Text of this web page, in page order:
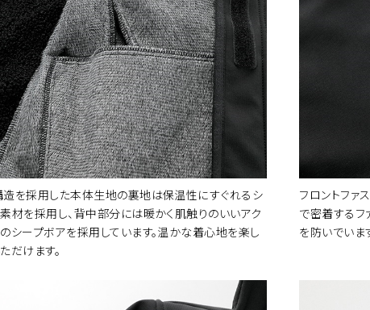
を採用した本体生地の裏地は保温性にすぐれるシ
材を採用し、背中部分には暖かく肌触りのいいアク
シープボアを採用しています。温かな着心地を楽し
だけます。
フロントファ
で密着する
を防いでいま
CAMO ¥35,090(税込) M
CAMO ¥35,090(税込) LL
カートに入れる
BLACK